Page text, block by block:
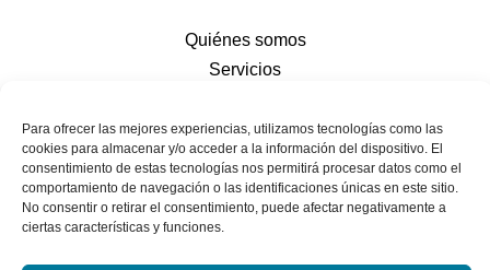
Para ofrecer las mejores experiencias, utilizamos tecnologías como las
cookies para almacenar y/o acceder a la información del dispositivo. El
consentimiento de estas tecnologías nos permitirá procesar datos como el
comportamiento de navegación o las identificaciones únicas en este sitio.
No consentir o retirar el consentimiento, puede afectar negativamente a
ciertas características y funciones.
Quiénes somos
Servicios
Contacto
Contacto